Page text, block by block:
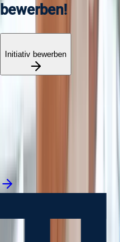
bewerben!
Initiativ bewerben